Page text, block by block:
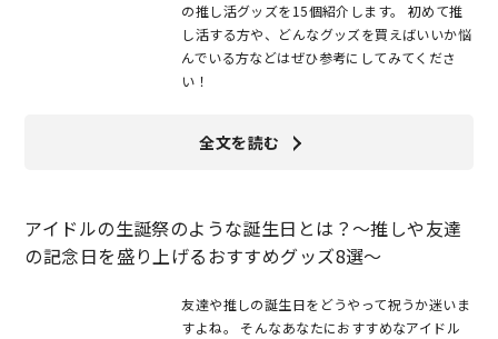
の推し活グッズを15個紹介します。 初めて推
し活する方や、どんなグッズを買えばいいか悩
んでいる方などはぜひ参考にしてみてくださ
い！
全文を読む
アイドルの生誕祭のような誕生日とは？～推しや友達
の記念日を盛り上げるおすすめグッズ8選～
友達や推しの誕生日をどうやって祝うか迷いま
すよね。 そんなあなたにおすすめなアイドル